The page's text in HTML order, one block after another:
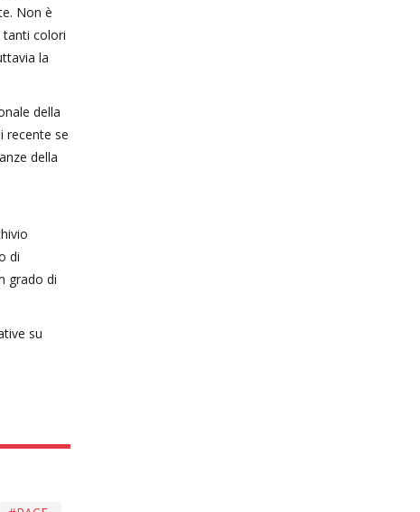
Non è
tanti colori
la
della
recente se
della
di
grado di
su